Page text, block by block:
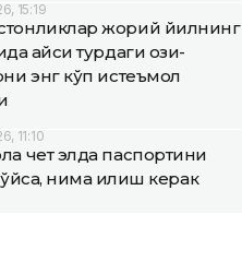
15:19
жорий йилнинг
қайси турдаги озиқ-
энг кўп истеъмол
11:10
чет элда паспортини
қўйса, нима қилиш керак